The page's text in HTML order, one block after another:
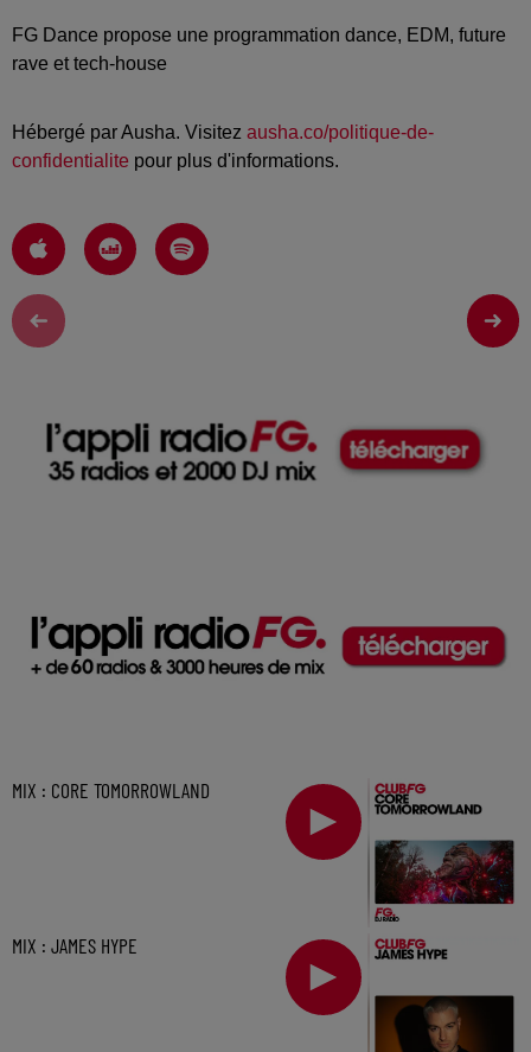
FG Dance propose une programmation dance, EDM, future
rave et tech-house
Hébergé par Ausha. Visitez ausha.co/politique-de-
confidentialite pour plus d'informations.
MIX : CORE TOMORROWLAND
MIX : JAMES HYPE